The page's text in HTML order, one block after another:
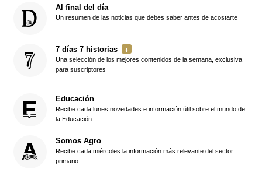
Al final del día
Un resumen de las noticias que debes saber antes de acostarte
7 días 7 historias
Una selección de los mejores contenidos de la semana, exclusiva
para suscriptores
Educación
Recibe cada lunes novedades e información útil sobre el mundo de
la Educación
Somos Agro
Recibe cada miércoles la información más relevante del sector
primario